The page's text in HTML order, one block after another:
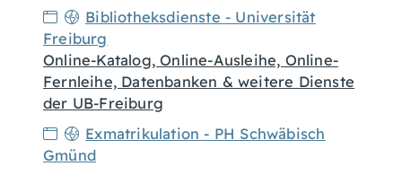
Bibliotheksdienste - Universität
Freiburg
Online-Katalog, Online-Ausleihe, Online-
Fernleihe, Datenbanken & weitere Dienste
der UB-Freiburg
Exmatrikulation - PH Schwäbisch
Gmünd